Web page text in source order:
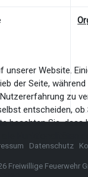
Datenschutz
Freiwillige Feuerwehr
unserer Website.
der Seite,
zu
entscheiden, ob
beachten Sie, dass